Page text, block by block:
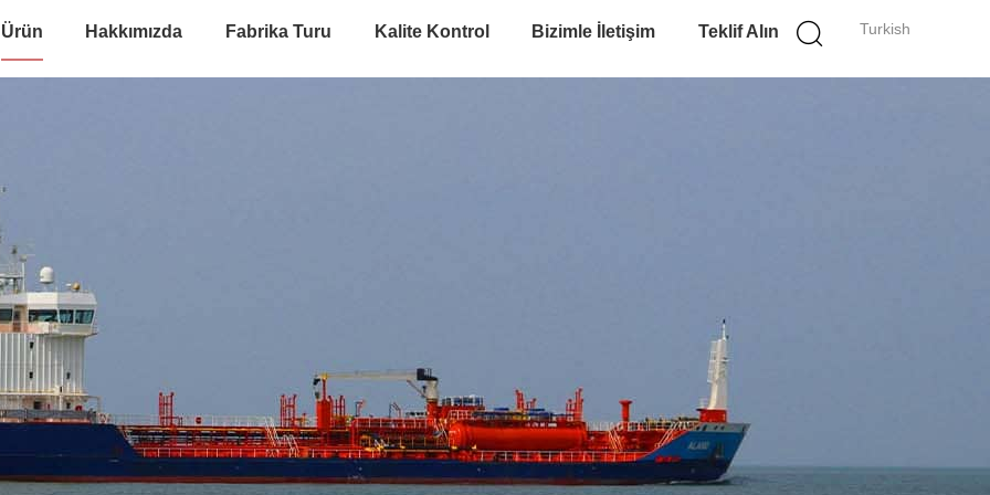
Turkish
Ürün Hakkımızda Fabrika Turu Kalite Kontrol Bizimle İletişim Teklif Alın